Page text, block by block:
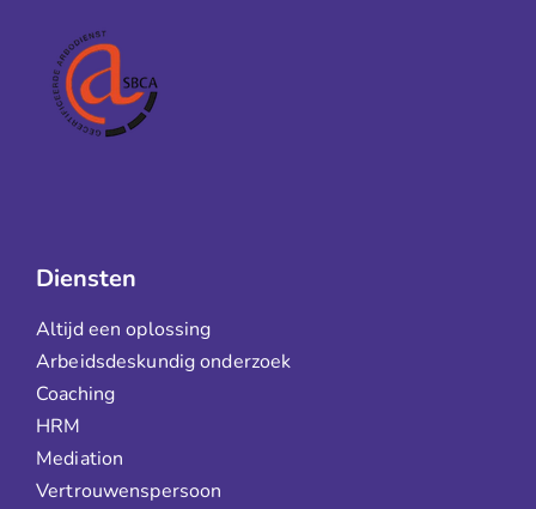
Diensten
Altijd een oplossing
Arbeidsdeskundig onderzoek
Coaching
HRM
Mediation
Vertrouwenspersoon